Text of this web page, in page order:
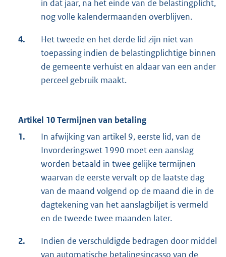
in dat jaar, na het einde van de belastingplicht,
nog volle kalendermaanden overblijven.
4.
Het tweede en het derde lid zijn niet van
toepassing indien de belastingplichtige binnen
de gemeente verhuist en aldaar van een ander
perceel gebruik maakt.
Artikel 10 Termijnen van betaling
1.
In afwijking van artikel 9, eerste lid, van de
Invorderingswet 1990 moet een aanslag
worden betaald in twee gelijke termijnen
waarvan de eerste vervalt op de laatste dag
van de maand volgend op de maand die in de
dagtekening van het aanslagbiljet is vermeld
en de tweede twee maanden later.
2.
Indien de verschuldigde bedragen door middel
van automatische betalingsincasso van de